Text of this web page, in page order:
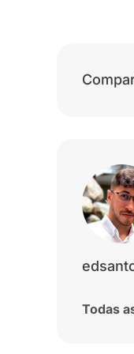
Todas